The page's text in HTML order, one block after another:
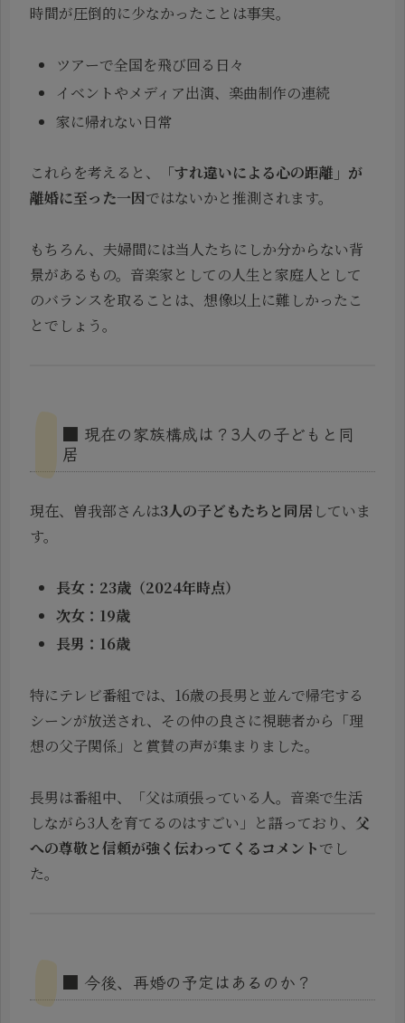
時間が圧倒的に少なかったことは事実。
ツアーで全国を飛び回る日々
イベントやメディア出演、楽曲制作の連続
家に帰れない日常
これらを考えると、
「すれ違いによる心の距離」が
離婚に至った一因ではないかと推測されます。
もちろん、夫婦間には当人たちにしか分からない背
景があるもの。音楽家としての人生と家庭人として
のバランスを取ることは、想像以上に難しかったこ
とでしょう。
■ 現在の家族構成は？3人の子どもと同
居
現在、曽我部さんは3人の子どもたちと同居していま
す。
長女：23歳（2024年時点）
次女：19歳
長男：16歳
特にテレビ番組では、16歳の長男と並んで帰宅する
シーンが放送され、その仲の良さに視聴者から「理
想の父子関係」と賞賛の声が集まりました。
長男は番組中、「父は頑張っている人。音楽で生活
しながら3人を育てるのはすごい」と語っており、 父
への尊敬と信頼が強く伝わってくるコメントでし
た。
■ 今後、再婚の予定はあるのか？